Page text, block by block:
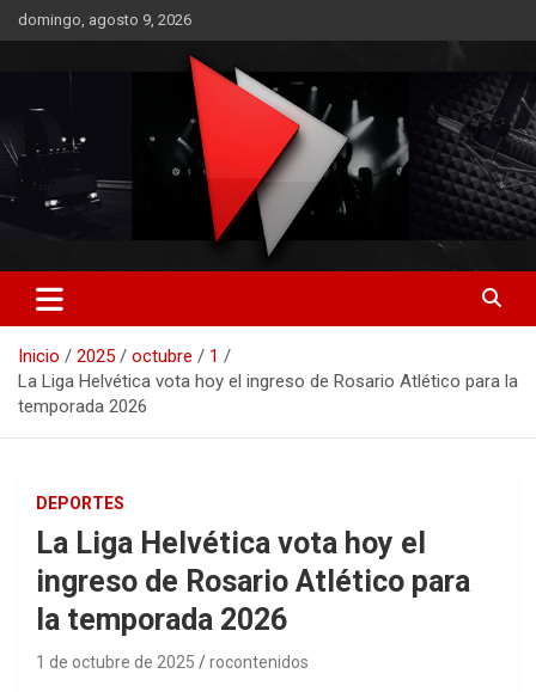
Saltar
al
domingo, agosto 9, 2026
RO CONTENIDOS
Inicio 2025 octubre
1
La Liga Helvética vota hoy el ingreso de Rosario Atlético para la
temporada 2026
DEPORTES
La Liga Helvética vota hoy el
ingreso de Rosario Atlético para
la temporada 2026
1 de octubre de 2025 rocontenidos